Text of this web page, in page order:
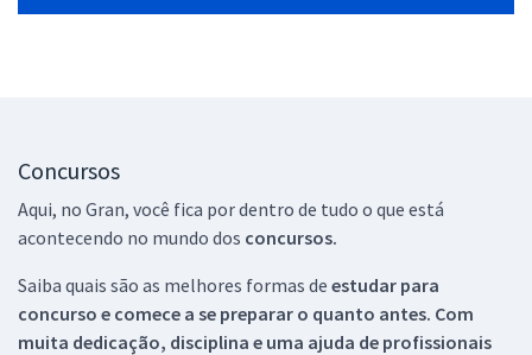
Concursos
Aqui, no Gran, você fica por dentro de tudo o que está
acontecendo no mundo dos concursos.
Saiba quais são as melhores formas de estudar para
concurso e comece a se preparar o quanto antes. Com
muita dedicação, disciplina e uma ajuda de profissionais